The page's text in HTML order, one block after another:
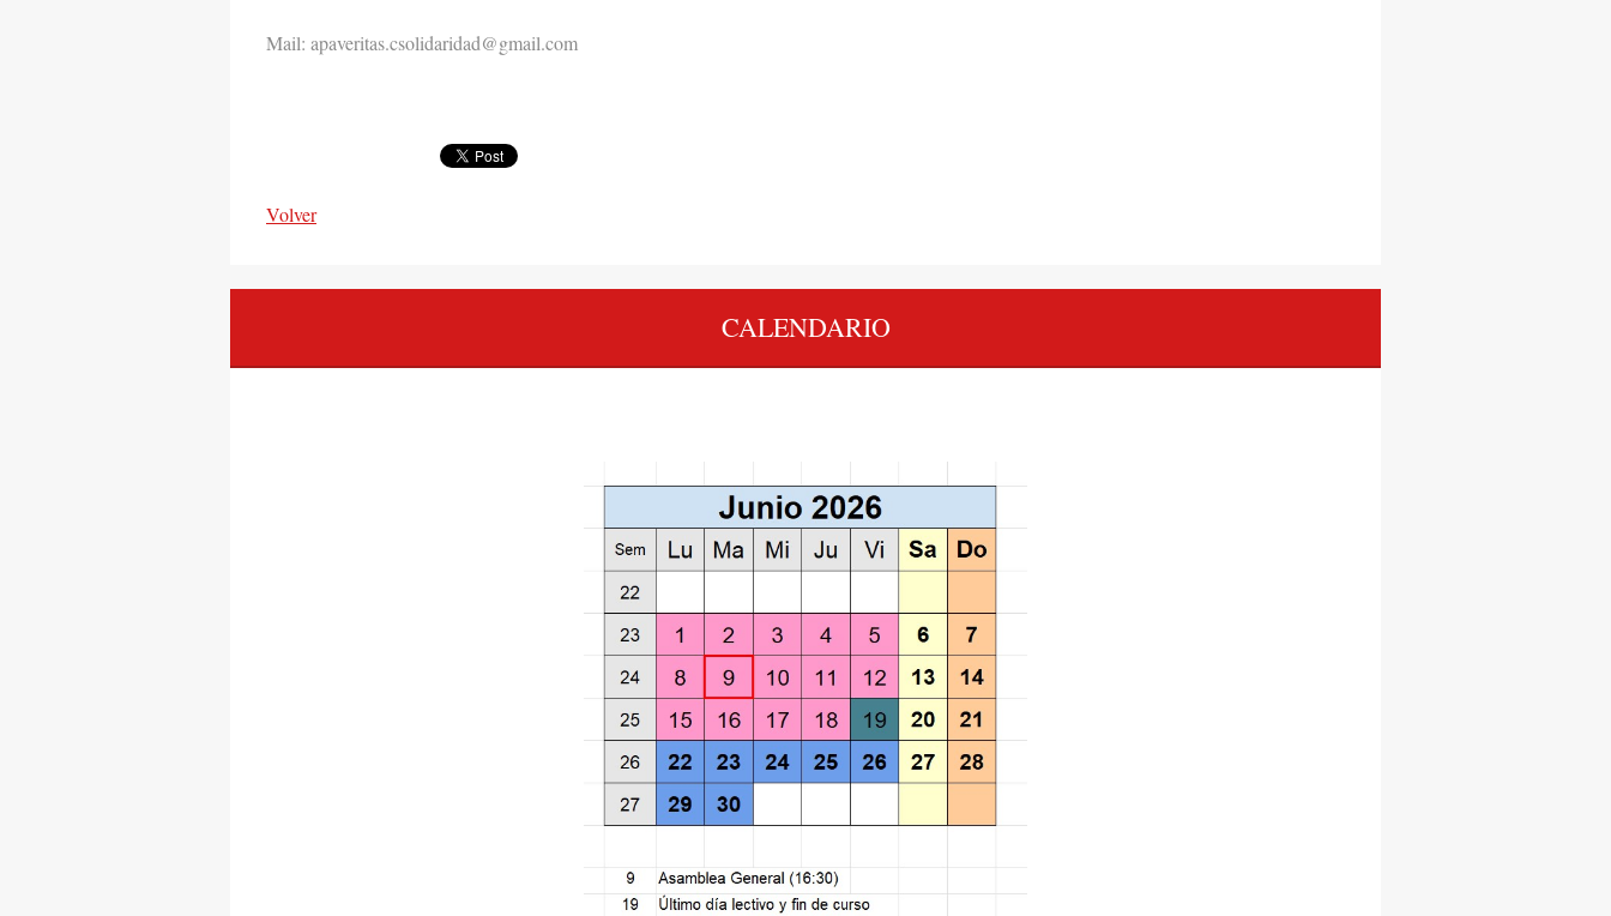
Mail: apaveritas.csolidaridad@gmail.com
Volver
CALENDARIO